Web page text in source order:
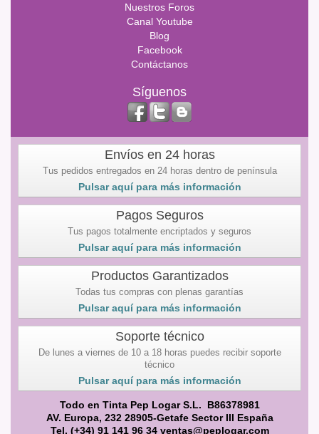
Nuestros Foros
Canal Youtube
Blog
Facebook
Contáctanos
Síguenos
Envíos en 24 horas
Tus pedidos entregados en 24 horas dentro de península
Pulsar aquí para más información
Pagos Seguros
Tus pagos totalmente encriptados y seguros
Pulsar aquí para más información
Productos Garantizados
Todas tus compras con plenas garantías
Pulsar aquí para más información
Soporte técnico
De lunes a viernes de 10 a 18 horas puedes recibir soporte
técnico
Pulsar aquí para más información
Todo en Tinta Pep Logar S.L. B86378981
AV. Europa, 232 28905-Getafe Sector III España
Tel. (+34) 91 141 96 34 ventas@peplogar.com